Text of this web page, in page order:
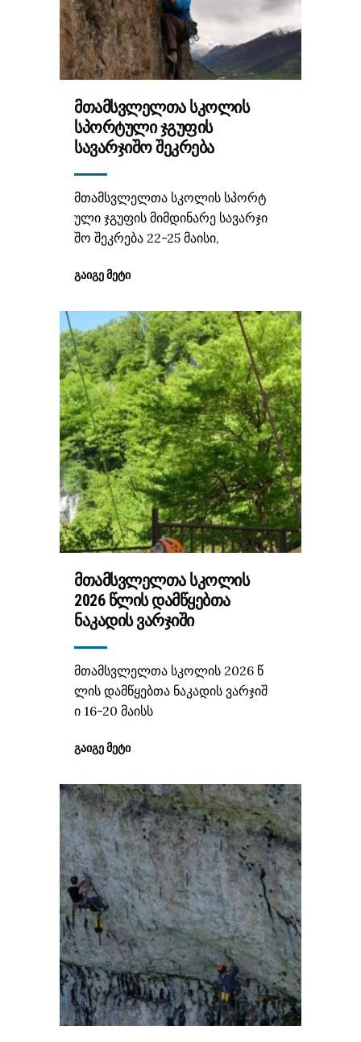
ᲛᲗᲐᲛᲡᲕᲚᲔᲚᲗᲐ ᲡᲙᲝᲚᲘᲡ
ᲡᲞᲝᲠᲢᲣᲚᲘ ᲯᲒᲣᲤᲘᲡ
ᲡᲐᲕᲐᲠᲯᲘᲨᲝ ᲨᲔᲙᲠᲔᲑᲐ
მთამსვლელთა სკოლის სპორტ
ული ჯგუფის მიმდინარე სავარჯი
შო შეკრება 22-25 მაისი,
ᲒᲐᲘᲒᲔ ᲛᲔᲢᲘ
ᲛᲗᲐᲛᲡᲕᲚᲔᲚᲗᲐ ᲡᲙᲝᲚᲘᲡ
2026 ᲬᲚᲘᲡ ᲓᲐᲛᲬᲧᲔᲑᲗᲐ
ᲜᲐᲙᲐᲓᲘᲡ ᲕᲐᲠᲯᲘᲨᲘ
მთამსვლელთა სკოლის 2026 წ
ლის დამწყებთა ნაკადის ვარჯიშ
ი 16-20 მაისს
ᲒᲐᲘᲒᲔ ᲛᲔᲢᲘ